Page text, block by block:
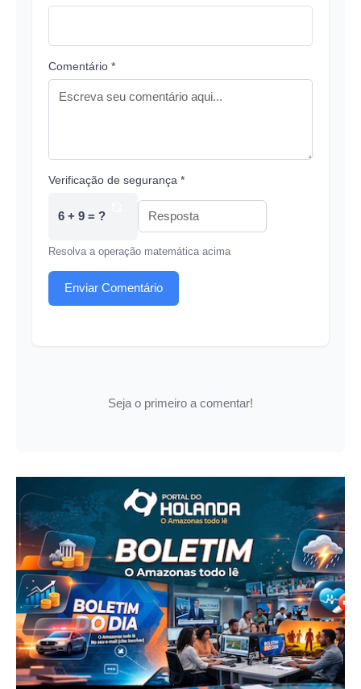
Comentário *
Verificação de segurança *
6 + 9 = ?
Resolva a operação matemática acima
Enviar Comentário
Seja o primeiro a comentar!